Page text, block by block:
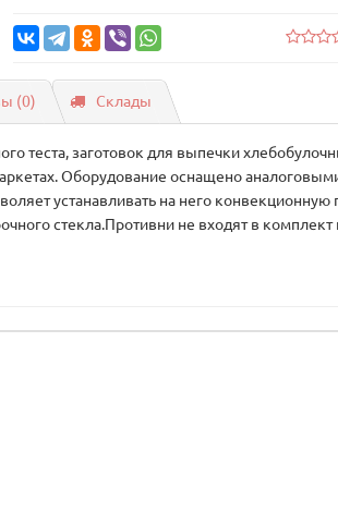
(0) Склады
теста, заготовок для выпечки
Оборудование оснащено
устанавливать на него
стекла.Противни не входят в комплект